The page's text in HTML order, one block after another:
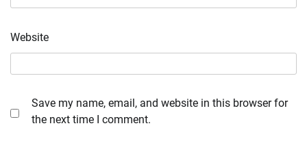
Website
Save my name, email, and website in this browser for
the next time I comment.